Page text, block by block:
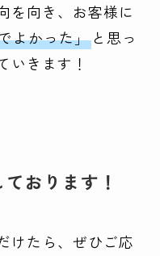
を向き、お客様に
よかった」と思っ
いきます！
おります！
けたら、ぜひご応